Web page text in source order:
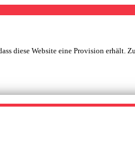
diese Website eine Provision erhält.